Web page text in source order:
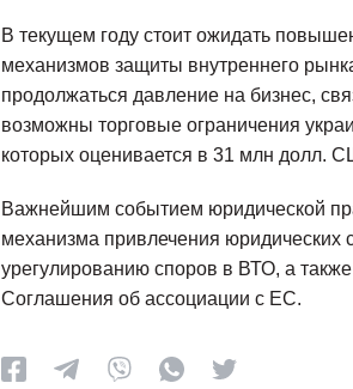
В текущем году стоит ожидать
механизмов защиты внутреннего
продолжаться давление на бизнес,
возможны торговые ограничения
которых оценивается в 31 млн долл.
Важнейшим событием юридической
механизма привлечения юридических
урегулированию споров в ВТО, а
Соглашения об ассоциации с ЕС.